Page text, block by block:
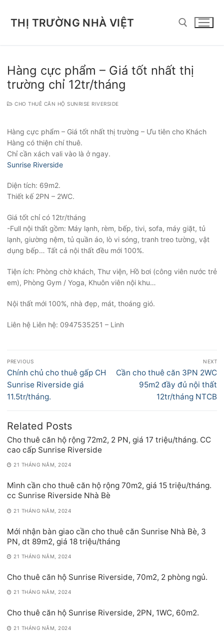
THỊ TRƯỜNG NHÀ VIỆT
Hàng cực phẩm – Giá tốt nhất thị
trường chỉ 12tr/tháng
CHO THUÊ CĂN HỘ SUNRISE RIVERSIDE
Hàng cực phẩm – Giá tốt nhất thị trường – Ưu tiên cho Khách
Hàng có thiện chí thuê.
Chỉ cần xách vali vào là ở ngay.
Sunrise Riverside
Diện tích: 69m2.
Thiết kế 2PN – 2WC.
Giá tốt chỉ có 12tr/tháng
-Full nội thất gồm: Máy lạnh, rèm, bếp, tivi, sofa, máy giặt, tủ
lạnh, giường nệm, tủ quần áo, lò vi sóng, tranh treo tường, vật
dụng bếp… Tất cả nội thất đều mới 100%.
Tiện ích: Phòng chờ khách, Thư viện, Hồ bơi (công viên nước trẻ
em), Phòng Gym / Yoga, Khuôn viên nội khu…
Nội thất mới 100%, nhà đẹp, mát, thoáng gió.
Liên hệ Liên hệ: 0947535251 – Linh
Điều
hướng
bài
viết
PREVIOUS
Previous
post:
Chính chủ cho thuê gấp CH
Sunrise Riverside giá
11.5tr/tháng.
NEXT
Next
Cần cho thuê căn 3PN 2WC
95m2 đầy đủ nội thất
12tr/tháng NTCB
Related Posts
Cho thuê căn hộ rộng 72m2, 2 PN, giá 17 triệu/tháng. CC
cao cấp Sunrise Riverside
21 THÁNG NĂM, 2024
Mình cần cho thuê căn hộ rộng 70m2, giá 15 triệu/tháng.
cc Sunrise Riverside Nhà Bè
21 THÁNG NĂM, 2024
Mới nhận bàn giao cần cho thuê căn Sunrise Nhà Bè, 3
PN, dt 89m2, giá 18 triệu/tháng
21 THÁNG NĂM, 2024
Cho thuê căn hộ Sunrise Riverside, 70m2, 2 phòng ngủ.
21 THÁNG NĂM, 2024
Cho thuê căn hộ Sunrise Riverside, 2PN, 1WC, 60m2.
21 THÁNG NĂM, 2024